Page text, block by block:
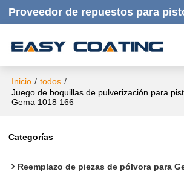
Inicio / todos /
Juego de boquillas de pulverización para
Gema 1018 166
Categorías
Reemplazo de piezas de pólvora para